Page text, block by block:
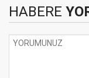
HABERE